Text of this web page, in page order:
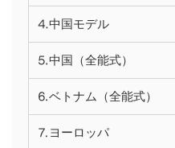
⒋中国モデル
⒌中国（全能式）
⒍ベトナム（全能式）
⒎ヨーロッパ